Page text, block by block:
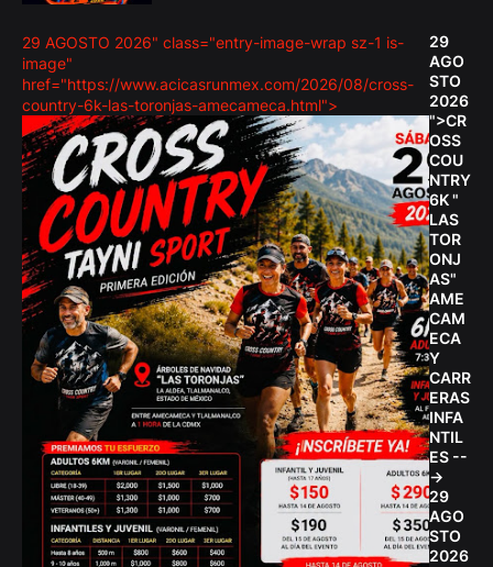
29 AGOSTO 2026" class="entry-image-wrap sz-1 is-
image"
href="https://www.acicasrunmex.com/2026/08/cross-
country-6k-las-toronjas-amecameca.html">
29
AGO
STO
2026
">CR
OSS
COU
NTRY
6K "
LAS
TOR
ONJ
AS"
AME
CAM
ECA
Y
CARR
ERAS
INFA
NTIL
ES --
->
29
AGO
STO
2026